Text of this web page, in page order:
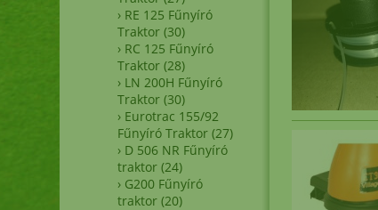
› RE 125 Fűnyíró
Traktor (30)
› RC 125 Fűnyíró
Traktor (28)
› LN 200H Fűnyíró
Traktor (30)
› Eurotrac 155/92
Fűnyíró Traktor (27)
› D 506 NR Fűnyíró
traktor (24)
› G200 Fűnyíró
traktor (20)